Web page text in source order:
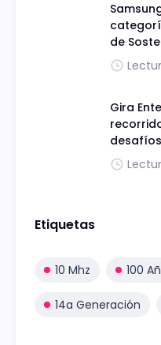
de
Gira
Etiquetas
10 Mhz 100
14a Generación